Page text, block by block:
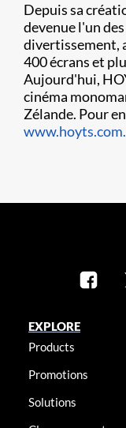
Depuis sa
devenue l'un
divertissement,
400 écrans et
Aujourd'hui,
cinéma
Zélande. Pour
EXPLORE
Products
Promotions
Solutions